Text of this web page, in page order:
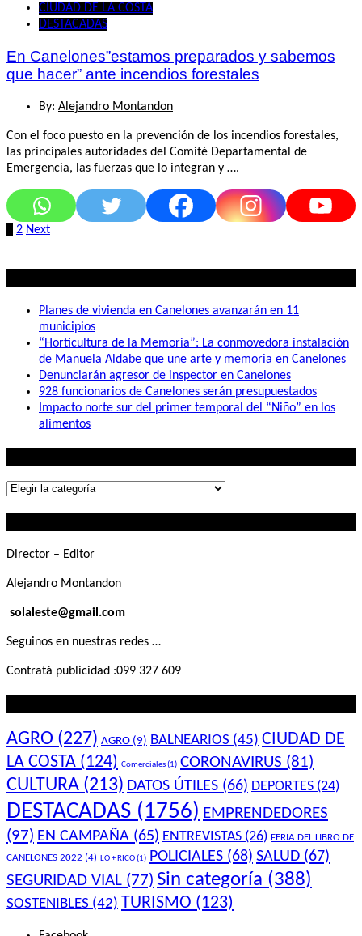
CIUDAD DE LA COSTA
DESTACADAS
En Canelones”estamos preparados y sabemos
que hacer” ante incendios forestales
By: Alejandro Montandon
Con el foco puesto en la prevención de los incendios forestales,
las principales autoridades del Comité Departamental de
Emergencia, las fuerzas que lo integran y ….
Paginación
2 Next
Planes de vivienda en Canelones avanzarán en 11
municipios
“Horticultura de la Memoria”: La conmovedora instalación
de Manuela Aldabe que une arte y memoria en Canelones
Denunciarán agresor de inspector en Canelones
928 funcionarios de Canelones serán presupuestados
Impacto norte sur del primer temporal del “Niño” en los
alimentos
Lo
Director – Editor
Alejandro Montandon
solaleste@gmail.com
Seguinos en nuestras redes …
Contratá publicidad :099 327 609
AGRO (227) AGRO (9) BALNEARIOS (45) CIUDAD DE
LA COSTA (124) Comerciales(1) CORONAVIRUS (81)
CULTURA (213) DATOS ÚTILES (66) DEPORTES (24)
DESTACADAS (1756) EMPRENDEDORES
(97) EN CAMPAÑA (65) ENTREVISTAS (26) FERIA DEL LIBRO DE
CANELONES 2022 (4) LO + RICO(1) POLICIALES (68) SALUD (67)
SEGURIDAD VIAL (77) Sin categoría (388)
SOSTENIBLES (42) TURISMO (123)